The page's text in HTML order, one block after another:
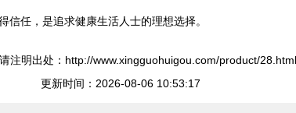
任，是追求健康生活人士的理想选择。
注明出处：http://www.xingguohuigou.com/product/28.html
更新时间：2026-08-06 10:53:17